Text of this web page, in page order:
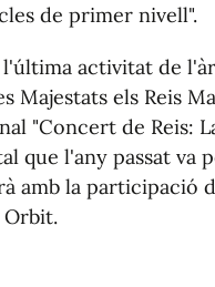
de primer nivell".
activitat de
Majestats els Reis
"Concert de Reis:
que l'any passat va
amb la participació
Orbit.